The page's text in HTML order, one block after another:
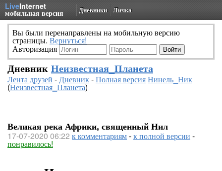
LiveInternet
мобильная версия Дневники Личка
Вы были перенаправлены на мобильную версию
страницы. Вернуться!
Авторизация
Дневник Неизвестная_Планета
Лента друзей -Дневник-Полная версияНинель_Ник
(Неизвестная_Планета)
Великая река Африки, священный Нил
17-07-2020 06:22 к комментариям-к полной версии -
понравилось!